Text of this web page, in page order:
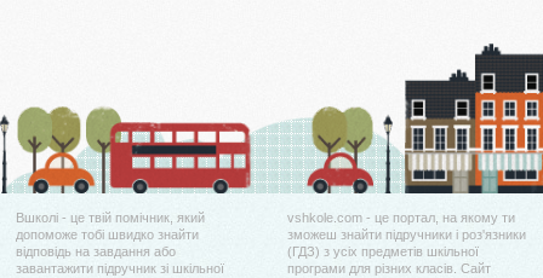
Вшколі - це твій помічник, який
допоможе тобі швидко знайти
відповідь на завдання або
завантажити підручник зі шкільної
vshkole.com - це портал, на якому ти
зможеш знайти підручники і роз'язники
(ГДЗ) з усіх предметів шкільної
програми для різних класів. Сайт